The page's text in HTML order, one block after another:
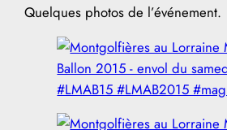
Quelques photos de l’événement.